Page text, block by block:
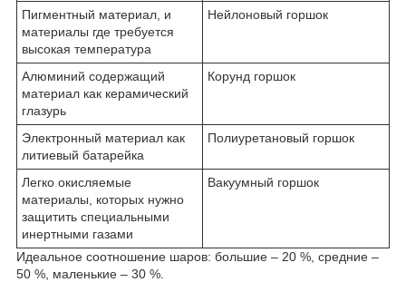
Пигментный материал, и
материалы где требуется
высокая температура
Нейлоновый горшок
Алюминий содержащий
материал как керамический
глазурь
Корунд горшок
Электронный материал как
литиевый батарейка
Полиуретановый горшок
Легко окисляемые
материалы, которых нужно
защитить специальными
инертными газами
Вакуумный горшок
Идеальное соотношение шаров: большие – 20 %, средние –
50 %, маленькие – 30 %.